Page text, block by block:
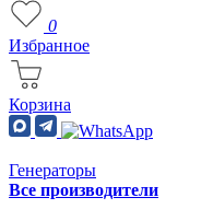
0
Избранное
Корзина
Генераторы
Все производители